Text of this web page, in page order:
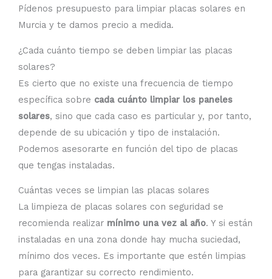
Pídenos presupuesto para limpiar placas solares en
Murcia y te damos precio a medida.
¿Cada cuánto tiempo se deben limpiar las placas
solares?
Es cierto que no existe una frecuencia de tiempo
específica sobre cada cuánto limpiar los paneles
solares, sino que cada caso es particular y, por tanto,
depende de su ubicación y tipo de instalación.
Podemos asesorarte en función del tipo de placas
que tengas instaladas.
Cuántas veces se limpian las placas solares
La limpieza de placas solares con seguridad se
recomienda realizar mínimo una vez al año. Y si están
instaladas en una zona donde hay mucha suciedad,
mínimo dos veces. Es importante que estén limpias
para garantizar su correcto rendimiento.